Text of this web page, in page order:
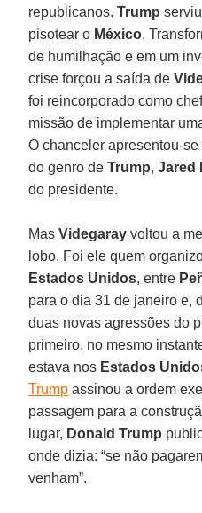
republicanos.Trump
pisotear o México.
de humilhação e em um
crise forçou a saída de
foi reincorporado como
missão de implementar
O chanceler apresentou-se
do genro deTrump,Jared
do presidente.
MasVidegaray voltou a
lobo. Foi ele quem
Estados Unidos, entre
para o dia 31 de janeiro e,
duas novas agressões do
primeiro, no mesmo
estava nos Estados
Trump assinou a ordem
passagem para a
lugar, Donald Trump
onde dizia: “se não
venham”.